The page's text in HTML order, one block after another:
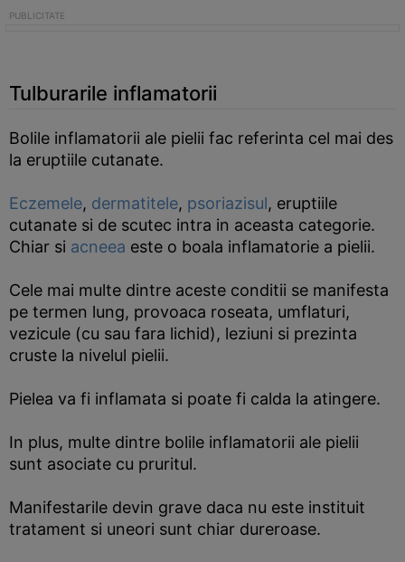
Tulburarile inflamatorii
Bolile inflamatorii ale pielii fac referinta cel mai des
la eruptiile cutanate.
Eczemele, dermatitele, psoriazisul, eruptiile
cutanate si de scutec intra in aceasta categorie.
Chiar si acneea este o boala inflamatorie a pielii.
Cele mai multe dintre aceste conditii se manifesta
pe termen lung, provoaca roseata, umflaturi,
vezicule (cu sau fara lichid), leziuni si prezinta
cruste la nivelul pielii.
Pielea va fi inflamata si poate fi calda la atingere.
In plus, multe dintre bolile inflamatorii ale pielii
sunt asociate cu pruritul.
Manifestarile devin grave daca nu este instituit
tratament si uneori sunt chiar dureroase.